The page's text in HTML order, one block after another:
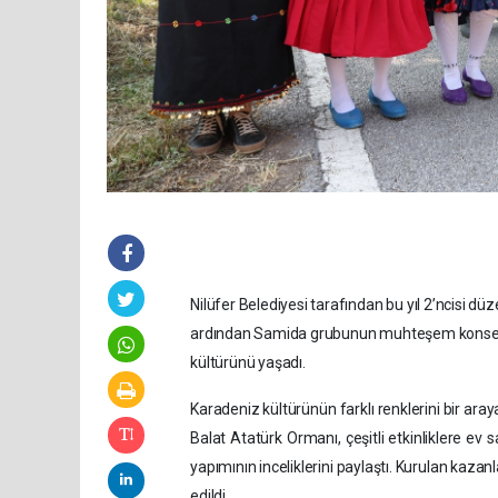
Nilüfer Belediyesi tarafından bu yıl 2’ncisi
ardından Samida grubunun muhteşem
kültürünü yaşadı.
Karadeniz kültürünün farklı renklerini bir
Balat Atatürk Ormanı, çeşitli etkinliklere ev
yapımının inceliklerini paylaştı. Kurulan